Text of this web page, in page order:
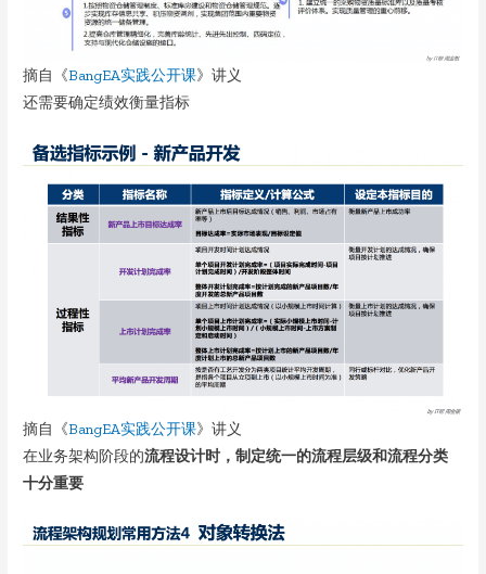
摘自《BangEA实践公开课》讲义
还需要确定绩效衡量指标
摘自《BangEA实践公开课》讲义
在业务架构阶段的流程设计时，制定统一的流程层级和流程分类
十分重要